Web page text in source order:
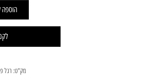
הוספה
מק"ט: רגל